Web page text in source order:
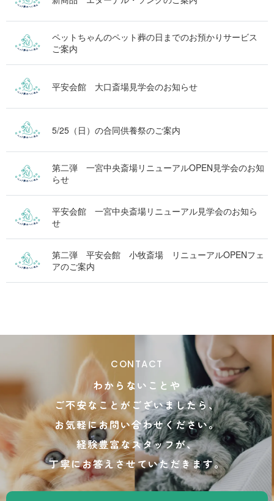
ペットちゃんのペット葬の日までのお預かりサービス
ご案内
平安会館 大口斎場見学会のお知らせ
5/25（日）の合同供養祭のご案内
第二弾 一宮中央斎場リニューアルOPEN見学会のお知
らせ
平安会館 一宮中央斎場リニューアル見学会のお知ら
せ
第二弾 平安会館 小牧斎場 リニューアルOPENフェ
アのご案内
CONTACT
わからないことや
ご不安なことがございましたら、
お気軽にお問い合わせください。
経験豊富なスタッフが、
丁寧にお答えさせていただきます。